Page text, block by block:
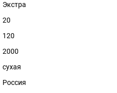
Экстра
20
120
2000
сухая
Россия